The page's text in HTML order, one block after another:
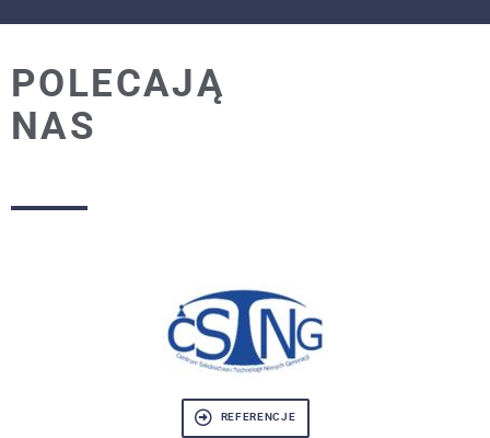
POLECAJĄ
NAS
REFERENCJE